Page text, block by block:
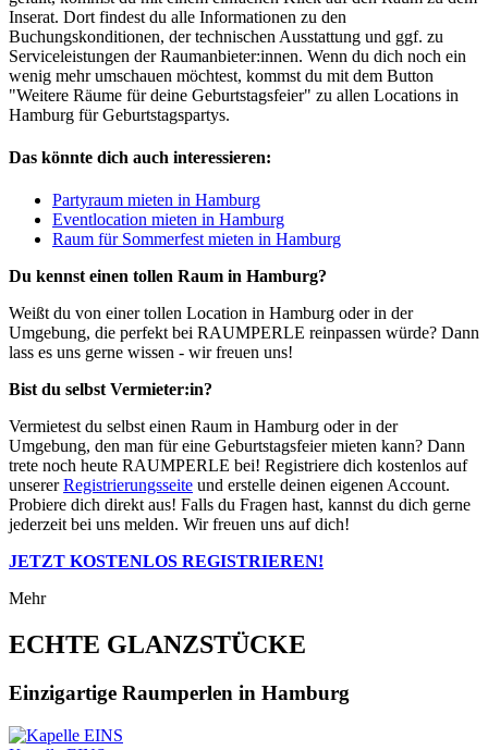
Inserat. Dort findest du alle Informationen zu den
Buchungskonditionen, der technischen Ausstattung und ggf. zu
Serviceleistungen der Raumanbieter:innen. Wenn du dich noch ein
wenig mehr umschauen möchtest, kommst du mit dem Button
"Weitere Räume für deine Geburtstagsfeier" zu allen Locations in
Hamburg für Geburtstagspartys.
Das könnte dich auch interessieren:
Partyraum mieten in Hamburg
Eventlocation mieten in Hamburg
Raum für Sommerfest mieten in Hamburg
Du kennst einen tollen Raum in Hamburg?
Weißt du von einer tollen Location in Hamburg oder in der
Umgebung, die perfekt bei RAUMPERLE reinpassen würde? Dann
lass es uns gerne wissen - wir freuen uns!
Bist du selbst Vermieter:in?
Vermietest du selbst einen Raum in Hamburg oder in der
Umgebung, den man für eine Geburtstagsfeier mieten kann? Dann
trete noch heute RAUMPERLE bei! Registriere dich kostenlos auf
unsererRegistrierungsseite und erstelle deinen eigenen Account.
Probiere dich direkt aus! Falls du Fragen hast, kannst du dich gerne
jederzeit bei uns melden. Wir freuen uns auf dich!
JETZT KOSTENLOS REGISTRIEREN!
Mehr
ECHTE GLANZSTÜCKE
Einzigartige Raumperlen in Hamburg